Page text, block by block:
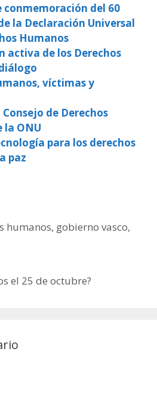
conmemoración del 60
la Declaración Universal
Humanos
activa de los Derechos
víctimas y
Consejo de Derechos
la ONU
para los derechos
paz
humanos, gobierno vasco,
el 25 de octubre?